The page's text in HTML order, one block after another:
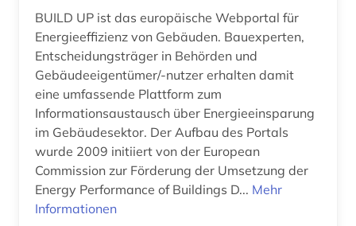
optik (1)
optische nachrichtentechnik (1)
optoelektronik (1)
patent (6)
patente (2)
BUILD UP ist das europäische Webportal für
Energieeffizienz von Gebäuden. Bauexperten,
Entscheidungsträger in Behörden und
Gebäudeeigentümer/-nutzer erhalten damit
eine umfassende Plattform zum
Informationsaustausch über Energieeinsparung
im Gebäudesektor. Der Aufbau des Portals
wurde 2009 initiiert von der European
Commission zur Förderung der Umsetzung der
Energy Performance of Buildings D... Mehr
Informationen